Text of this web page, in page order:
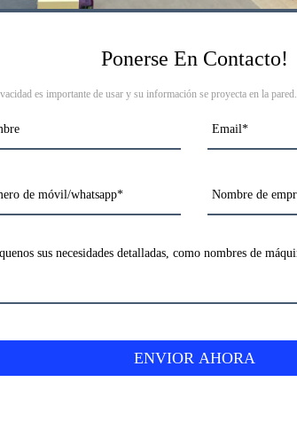
Ponerse En Contacto!
es importante de usar y su información se proyecta en la pared.